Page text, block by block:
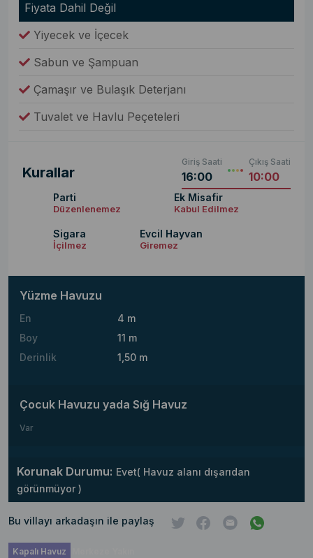
Fiyata Dahil Değil
Yiyecek ve İçecek
Sabun ve Şampuan
Çamaşır ve Bulaşık Deterjanı
Tuvalet ve Havlu Peçeteleri
Kurallar
Giriş Saati
16:00
Çıkış Saati
10:00
Parti
Düzenlenemez
Ek Misafir
Kabul Edilmez
Sigara
İçilmez
Evcil Hayvan
Giremez
Yüzme Havuzu
En
4 m
Boy
11 m
Derinlik
1,50 m
Çocuk Havuzu yada Sığ Havuz
Var
Korunak Durumu: Evet( Havuz alanı dışarıdan
görünmüyor )
Bu villayı arkadaşın ile paylaş
Kapalı Havuz